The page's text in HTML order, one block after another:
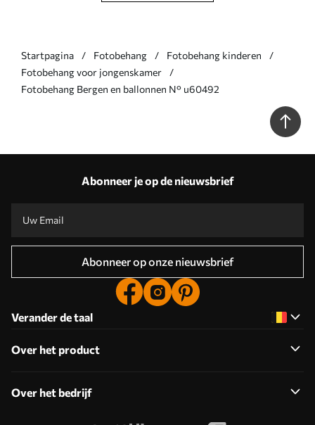
Startpagina Fotobehang
Fotobehang kinderen
Fotobehang voor jongenskamer
Fotobehang Bergen en ballonnen N° u60492
Abonneer je op de nieuwsbrief
Abonneer op onze nieuwsbrief
Verander de taal
Over het product
Over het bedrijf